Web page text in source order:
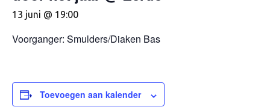
13 juni @ 19:00
Voorganger: Smulders/Diaken Bas
Toevoegen aan kalender